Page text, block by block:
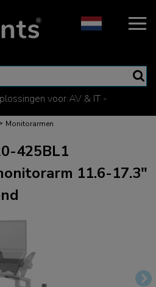
voor AV & IT -
Monitorarmen
425BL1
11.6-17.3"